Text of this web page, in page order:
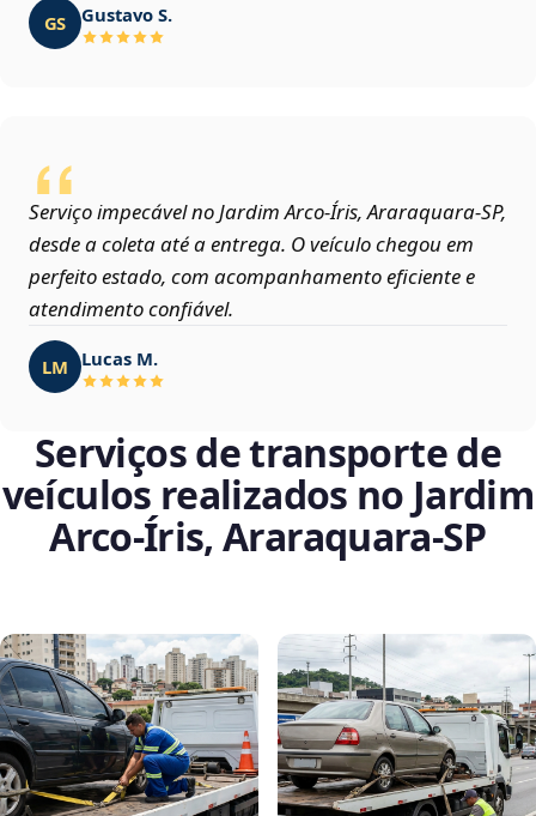
GS Gustavo S.
Serviço impecável no Jardim Arco‑Íris, Araraquara‑SP,
desde a coleta até a entrega. O veículo chegou em
perfeito estado, com acompanhamento eficiente e
atendimento confiável.
LM Lucas M.
Serviços de transporte de
veículos realizados no Jardim
Arco‑Íris, Araraquara‑SP